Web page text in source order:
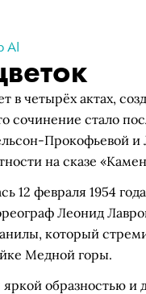
AI
в четырёх актах,
стало
Прокофьевой и
на сказе
12 февраля 1954
Леонид
который
Медной горы.
яркой образностью